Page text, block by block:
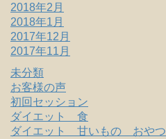
2018年2月
2018年1月
2017年12月
2017年11月
未分類
お客様の声
初回セッション
ダイエット 食
ダイエット 甘いもの おやつ